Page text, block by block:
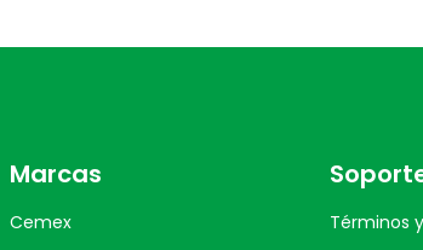
Marcas
Cemex Términos